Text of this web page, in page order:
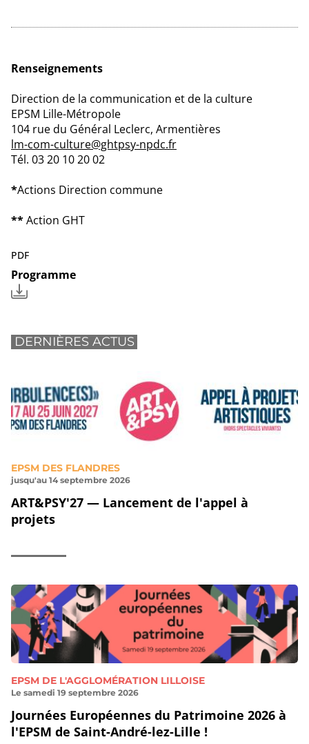
Renseignements
Direction de la communication et de la culture
EPSM Lille-Métropole
104 rue du Général Leclerc, Armentières
lm-com-culture@ghtpsy-npdc.fr
Tél. 03 20 10 20 02
*Actions Direction commune
**Action GHT
PDF
Programme
DERNIÈRES ACTUS
EPSM DES FLANDRES
jusqu'au 14 septembre 2026
ART&PSY'27 — Lancement de l'appel à
projets
EPSM DE L'AGGLOMÉRATION LILLOISE
Le samedi 19 septembre 2026
Journées Européennes du Patrimoine 2026 à
l'EPSM de Saint-André-lez-Lille !